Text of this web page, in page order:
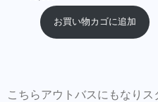
お買い物カゴに追加
こちらアウトバスにもなり